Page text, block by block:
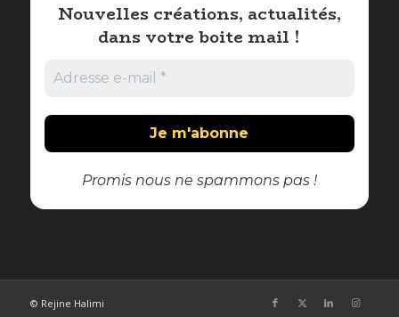
Nouvelles créations, actualités,
dans votre boite mail !
Promis nous ne spammons pas !
© Rejine Halimi